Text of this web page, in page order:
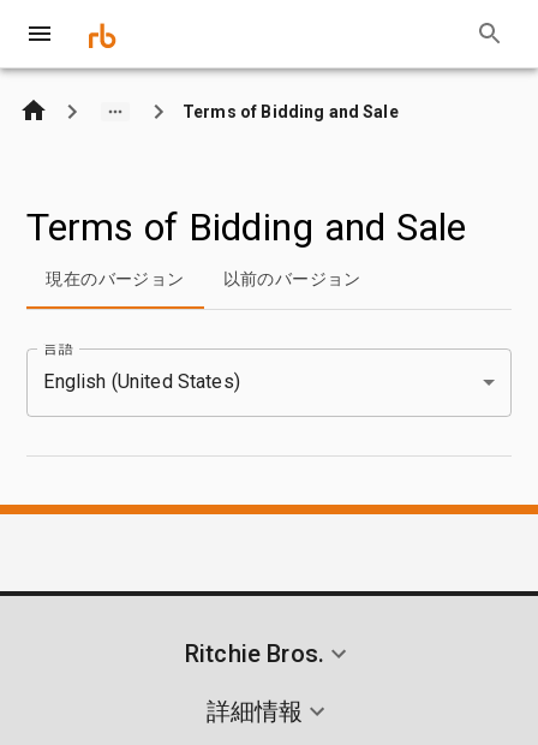
Terms of Bidding and Sale
Terms of Bidding and Sale
現在のバージョン 以前のバージョン
English (United States)
Ritchie Bros.
詳細情報